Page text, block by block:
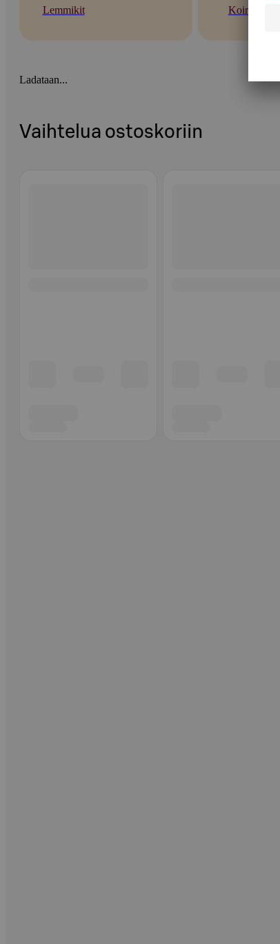
Lemmikit Koirat
Ladataan...
Vaihtelua ostoskoriin